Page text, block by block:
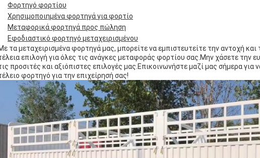
Φορτηγό φορτίου
Χρησιμοποιημένα φορτηγά για φορτίο
Μεταφορικά φορτηγά προς πώληση
Εφοδιαστικό φορτηγό μεταχειρισμένου
τα μεταχειρισμένα φορτηγά μας, μπορείτε να εμπιστευτείτε την αντοχή
επιλογή για όλες τις ανάγκες μεταφοράς φορτίου σας.Μην χάσετε την
προσιτές και αξιόπιστες επιλογές μας.Επικοινωνήστε μαζί μας σήμερα για
φορτηγό για την επιχείρησή σας!